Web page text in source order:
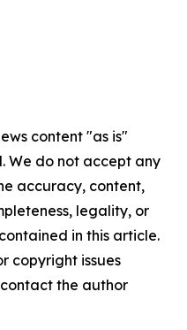
content "as is"
We do not accept any
accuracy, content,
legality, or
in this article.
copyright issues
the author